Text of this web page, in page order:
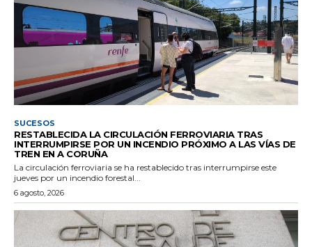
SUCESOS
RESTABLECIDA LA CIRCULACIÓN FERROVIARIA TRAS
INTERRUMPIRSE POR UN INCENDIO PRÓXIMO A LAS VÍAS DE
TREN EN A CORUÑA
La circulación ferroviaria se ha restablecido tras interrumpirse este
jueves por un incendio forestal...
6 agosto, 2026